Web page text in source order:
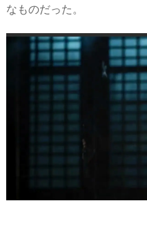
なものだった。